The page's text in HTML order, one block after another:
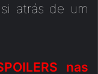
atrás de um
nas